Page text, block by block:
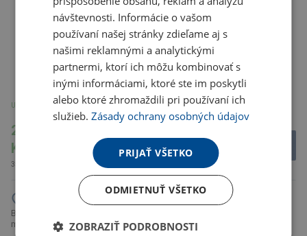
U partnera 1912 ks
296.45
Kč
358.70 Kč s DPH
Na sklade 17 ks
Kč
171.06 Kč s DPH
Balrog Trask na dokumenty,
modrá
Batoh na notebook Boardroom
návštevnosti. Informácie o vašom
používaní našej stránky zdieľame aj s
našimi reklamnými a analytickými
partnermi, ktorí ich môžu kombinovať s
inými informáciami, ktoré ste im poskytli
alebo ktoré zhromaždili pri používaní ich
služieb.Zásady ochrany osobných údajov
PRIJAŤ VŠETKO
ODMIETNUŤ VŠETKO
ZOBRAZIŤ PODROBNOSTI